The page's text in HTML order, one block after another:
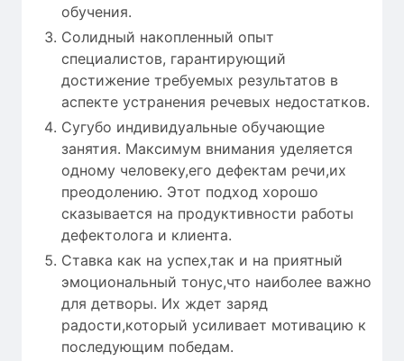
обучения.
Солидный накопленный опыт
специалистов, гарантирующий
достижение требуемых результатов в
аспекте устранения речевых недостатков.
Сугубо индивидуальные обучающие
занятия. Максимум внимания уделяется
одному человеку,его дефектам речи,их
преодолению. Этот подход хорошо
сказывается на продуктивности работы
дефектолога и клиента.
Ставка как на успех,так и на приятный
эмоциональный тонус,что наиболее важно
для детворы. Их ждет заряд
радости,который усиливает мотивацию к
последующим победам.